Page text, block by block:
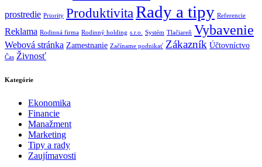
prostredie Priority Produktivita Rady a tipy Referencie
Reklama Rodinná firma Rodinný holding s.r.o. Systém Tlačiareň Vybavenie
Webová stránka Zamestnanie Začíname podnikať Zákazník Účtovníctvo
Čas Živnosť
Kategórie
Ekonomika
Financie
Manažment
Marketing
Tipy a rady
Zaujímavosti